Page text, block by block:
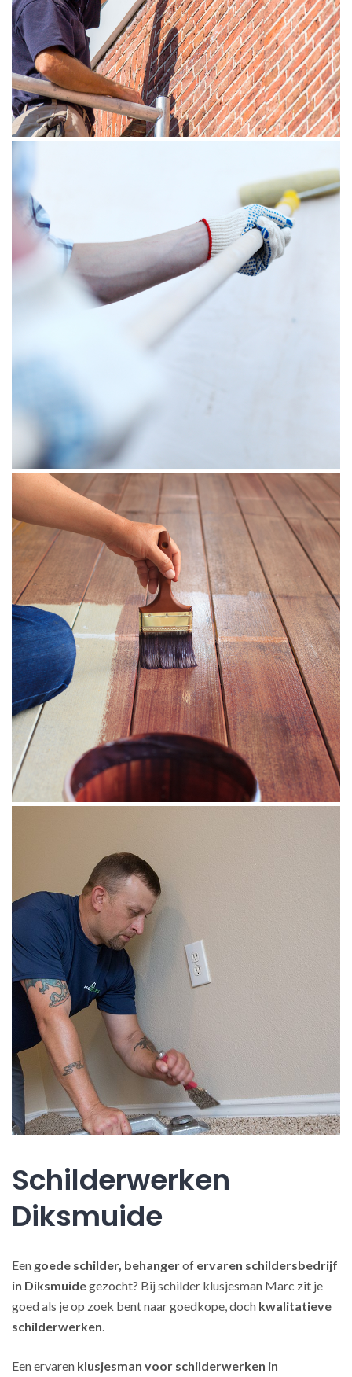
Schilderwerken
Diksmuide
Een goede schilder, behangerof ervaren schildersbedrijf
in Diksmuidegezocht? Bij schilder klusjesman Marc zit je
goed als je op zoek bent naar goedkope, doch kwalitatieve
schilderwerken.
Een ervaren klusjesman voor schilderwerken in